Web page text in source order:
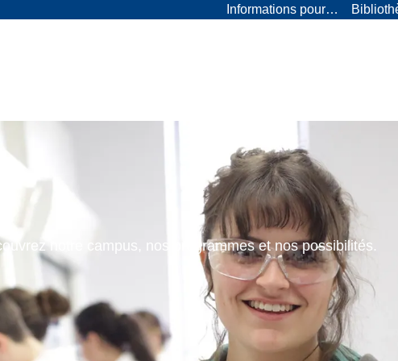
Informations pour…
notre campus, nos programmes et nos possibilités.